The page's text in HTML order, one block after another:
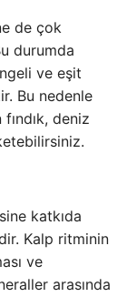
de çok
durumda
ve eşit
Bu nedenle
deniz
katkıda
Kalp ritminin
ve
arasında